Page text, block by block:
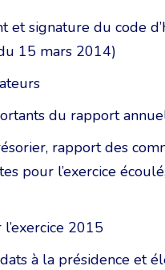
signature du code
15 mars 2014)
du rapport
rapport des
pour l’exercice
2015
à la présidence et